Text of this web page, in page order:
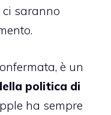
saranno
è un
politica di
ha sempre